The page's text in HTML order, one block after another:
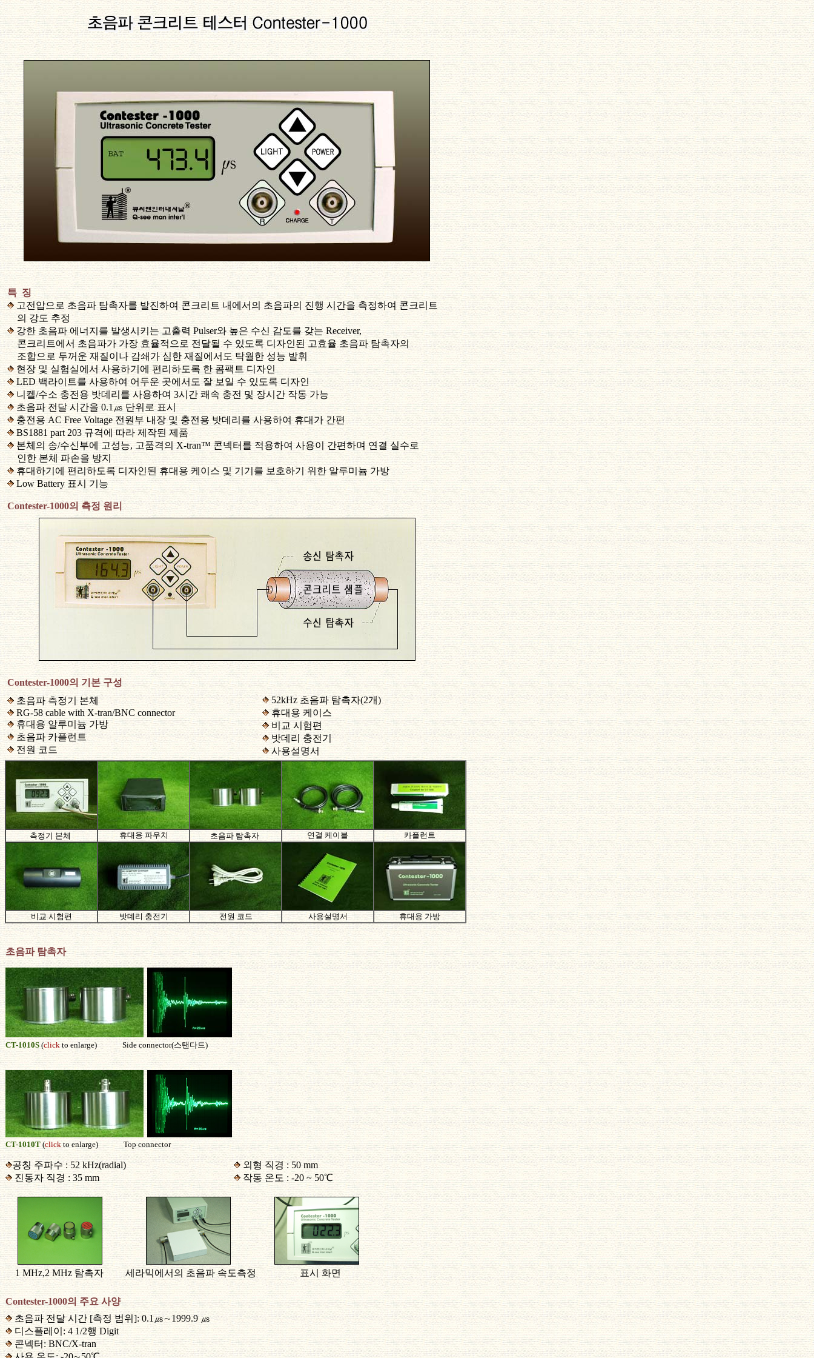
특 징
고전압으로 초음파 탐촉자를 발진하여 콘크리트 내에서의 초음파의 진행 시간을 측정하여 콘크리트
의 강도 추정
강한 초음파 에너지를 발생시키는 고출력 Pulser와 높은 수신 감도를 갖는 Receiver,
콘크리트에서 초음파가 가장 효율적으로 전달될 수 있도록 디자인된 고효율 초음파 탐촉자의
조합으로 두꺼운 재질이나 감쇄가 심한 재질에서도 탁월한 성능 발휘
현장 및 실험실에서 사용하기에 편리하도록 한 콤팩트 디자인
LED 백라이트를 사용하여 어두운 곳에서도 잘 보일 수 있도록 디자인
니켈/수소 충전용 밧데리를 사용하여 3시간 쾌속 충전 및 장시간 작동 가능
초음파 전달 시간을 0.1㎲ 단위로 표시
충전용 AC Free Voltage 전원부 내장 및 충전용 밧데리를 사용하여 휴대가 간편
BS1881 part 203 규격에 따라 제작된 제품
본체의 송/수신부에 고성능, 고품격의 X-tran™ 콘넥터를 적용하여 사용이 간편하며 연결 실수로
인한 본체 파손을 방지
휴대하기에 편리하도록 디자인된 휴대용 케이스 및 기기를 보호하기 위한 알루미늄 가방
Low Battery 표시 기능
Contester-1000의 측정 원리
Contester-1000의 기본 구성
초음파 측정기 본체
RG-58 cable with X-tran/BNC connector
휴대용 알루미늄 가방
초음파 카플런트
전원 코드
52kHz 초음파 탐촉자(2개)
휴대용 케이스
비교 시험편
밧데리 충전기
사용설명서
측정기 본체 휴대용 파우치 초음파 탐촉자 연결 케이블 카플런트
비교 시험편 밧데리 충전기 전원 코드 사용설명서 휴대용 가방
초음파 탐촉자
CT-1010S (clickto enlarge) Side connector(스탠다드)
CT-1010T (click to enlarge) Top connector
공칭 주파수 : 52 kHz(radial)
진동자 직경 : 35 mm
외형 직경 : 50 mm
작동 온도 : -20 ~ 50℃
1 MHz,2 MHz 탐촉자 세라믹에서의 초음파 속도측정 표시 화면
Contester-1000의 주요 사양
초음파 전달 시간 [측정 범위]: 0.1㎲∼1999.9 ㎲
디스플레이: 4 1/2행 Digit
콘넥터: BNC/X-tran